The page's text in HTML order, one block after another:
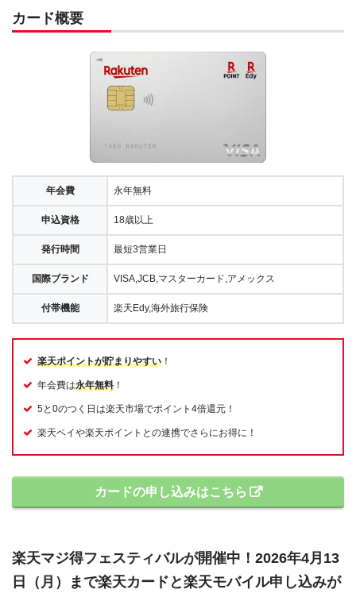
カード概要
年会費 永年無料
申込資格 18歳以上
発行時間 最短3営業日
国際ブランド VISA,JCB,マスターカード,アメックス
付帯機能 楽天Edy,海外旅行保険
楽天ポイントが貯まりやすい ！
年会費は永年無料 ！
5と0のつく日は楽天市場でポイント4倍還元！
楽天ペイや楽天ポイントとの連携でさらにお得に！
カードの申し込みはこちら
楽天マジ得フェスティバルが開催中！2026年4月13
日（月）まで楽天カードと楽天モバイル申し込みが